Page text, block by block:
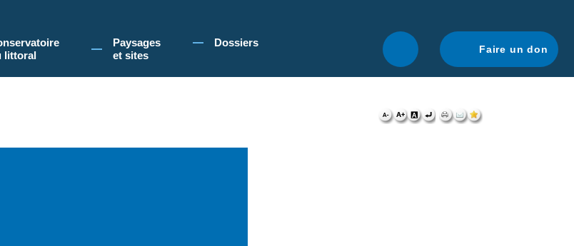
vous acceptez l'utilisation de cookies pour vous proposer une navigation optimale.
littoral
Paysages
et sites
Dossiers
Faire un don